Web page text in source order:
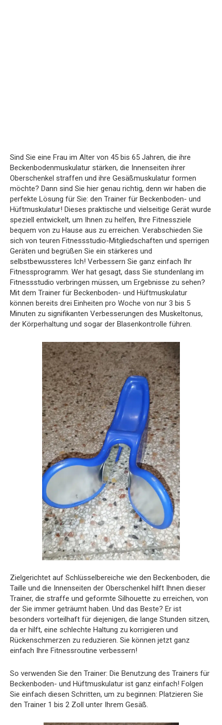
Sind Sie eine Frau im Alter von 45 bis 65 Jahren, die ihre
Beckenbodenmuskulatur stärken, die Innenseiten ihrer
Oberschenkel straffen und ihre Gesäßmuskulatur formen
möchte? Dann sind Sie hier genau richtig, denn wir haben die
perfekte Lösung für Sie: den Trainer für Beckenboden- und
Hüftmuskulatur! Dieses praktische und vielseitige Gerät wurde
speziell entwickelt, um Ihnen zu helfen, Ihre Fitnessziele
bequem von zu Hause aus zu erreichen. Verabschieden Sie
sich von teuren Fitnessstudio-Mitgliedschaften und sperrigen
Geräten und begrüßen Sie ein stärkeres und
selbstbewussteres Ich! Verbessern Sie ganz einfach Ihr
Fitnessprogramm. Wer hat gesagt, dass Sie stundenlang im
Fitnessstudio verbringen müssen, um Ergebnisse zu sehen?
Mit dem Trainer für Beckenboden- und Hüftmuskulatur
können bereits drei Einheiten pro Woche von nur 3 bis 5
Minuten zu signifikanten Verbesserungen des Muskeltonus,
der Körperhaltung und sogar der Blasenkontrolle führen.
Zielgerichtet auf Schlüsselbereiche wie den Beckenboden, die
Taille und die Innenseiten der Oberschenkel hilft Ihnen dieser
Trainer, die straffe und geformte Silhouette zu erreichen, von
der Sie immer geträumt haben. Und das Beste? Er ist
besonders vorteilhaft für diejenigen, die lange Stunden sitzen,
da er hilft, eine schlechte Haltung zu korrigieren und
Rückenschmerzen zu reduzieren. Sie können jetzt ganz
einfach Ihre Fitnessroutine verbessern!
So verwenden Sie den Trainer: Die Benutzung des Trainers für
Beckenboden- und Hüftmuskulatur ist ganz einfach! Folgen
Sie einfach diesen Schritten, um zu beginnen: Platzieren Sie
den Trainer 1 bis 2 Zoll unter Ihrem Gesäß.